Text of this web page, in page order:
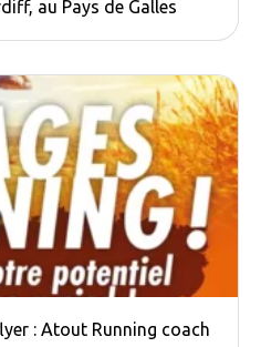
au Pays de Galles
: Atout Running coach